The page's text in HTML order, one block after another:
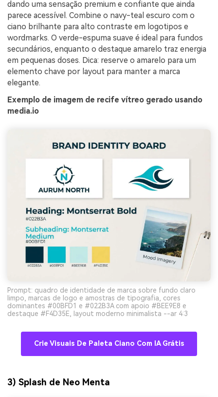
dando uma sensação premium e confiante que ainda
parece acessível. Combine o navy-teal escuro com o
ciano brilhante para alto contraste em logotipos e
wordmarks. O verde-espuma suave é ideal para fundos
secundários, enquanto o destaque amarelo traz energia
em pequenas doses. Dica: reserve o amarelo para um
elemento chave por layout para manter a marca
elegante.
Exemplo de imagem de recife vítreo gerado usando
media.io
Prompt: quadro de identidade de marca sobre fundo claro
limpo, marcas de logo e amostras de tipografia, cores
dominantes #00BFD1 e #022B3A com apoio #BEE9E8 e
destaque #F4D35E, layout moderno minimalista --ar 4:3
Crie Visuais De Paleta Ciano Com IA Grátis
3) Splash de Neo Menta